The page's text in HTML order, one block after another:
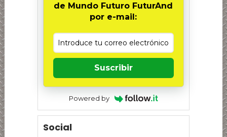
de Mundo Futuro FuturAnd
por e-mail:
Suscribir
Powered by
Social